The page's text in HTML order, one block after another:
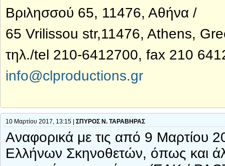
Βριλησσού 65, 11476, Αθήνα /
65 Vrilissou str,11476, Athens,
τηλ./tel 210-6412700, fax 210
info@clproductions.gr
10 Μαρτίου 2017, 13:15 | ΣΠΥΡΟΣ Ν. ΤΑΡΑΒΗΡΑΣ
Αναφορικά με τις από 9 Μαρτίου
Ελλήνων Σκηνοθετών, όπως και